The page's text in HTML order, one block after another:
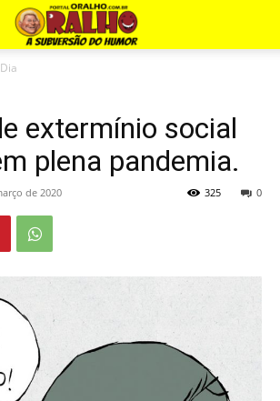
extermínio social
plena pandemia.
de 2020 0
325